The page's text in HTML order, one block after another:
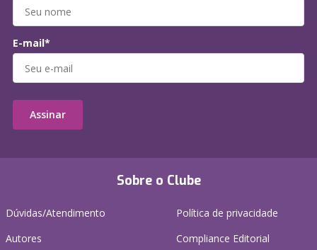
Sobre o Clube
Dúvidas/Atendimento
Autores
Política de privacidade
Compliance Editorial
E-mail*
Assinar